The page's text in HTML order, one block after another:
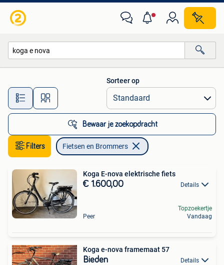
Alle afstanden…
Sorteer op
Bewaar je zoekopdracht
Filters Fietsen en Brommers
Koga E-nova elektrische fiets
€ 1.600,00 Details
Peer
Topzoekertje
Vandaag
Koga e-nova framemaat 57
Bieden Details